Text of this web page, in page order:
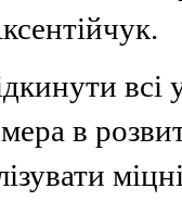
всі
в